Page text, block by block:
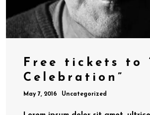
Free tickets to
Celebration”
May 7, 2016 Uncategorized